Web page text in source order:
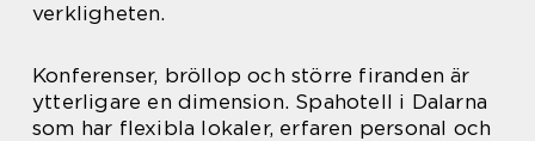
verkligheten.
Konferenser, bröllop och större firanden är
ytterligare en dimension. Spahotell i Dalarna
som har flexibla lokaler, erfaren personal och